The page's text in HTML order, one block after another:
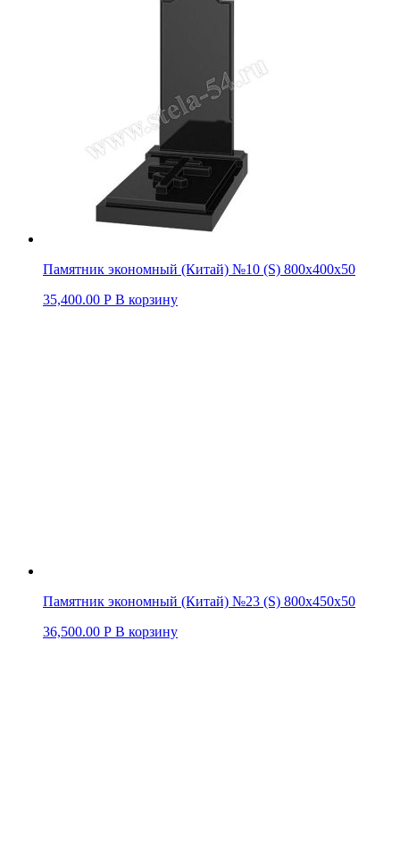
Памятник экономный (Китай) №10 (S) 800х400х50
35,400.00 Р В корзину
Памятник экономный (Китай) №23 (S) 800х450х50
36,500.00 Р В корзину